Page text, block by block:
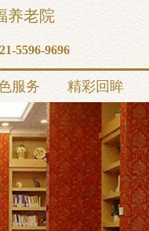
养老院
5596-9696
服务 精彩回眸